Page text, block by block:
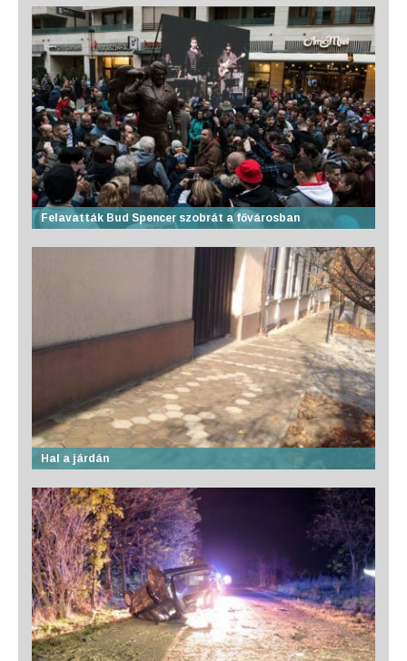
Felavatták Bud Spencer szobrát a fővárosban
Hal a járdán